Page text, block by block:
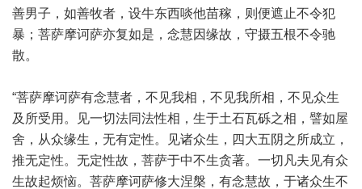
善男子，如善牧者，设牛东西啖他苗稼，则便遮止不令犯
暴；菩萨摩诃萨亦复如是，念慧因缘故，守摄五根不令驰
散。
“菩萨摩诃萨有念慧者，不见我相，不见我所相，不见众生
及所受用。见一切法同法性相，生于土石瓦砾之相，譬如屋
舍，从众缘生，无有定性。见诸众生，四大五阴之所成立，
推无定性。无定性故，菩萨于中不生贪著。一切凡夫见有众
生故起烦恼。菩萨摩诃萨修大涅槃，有念慧故，于诸众生不